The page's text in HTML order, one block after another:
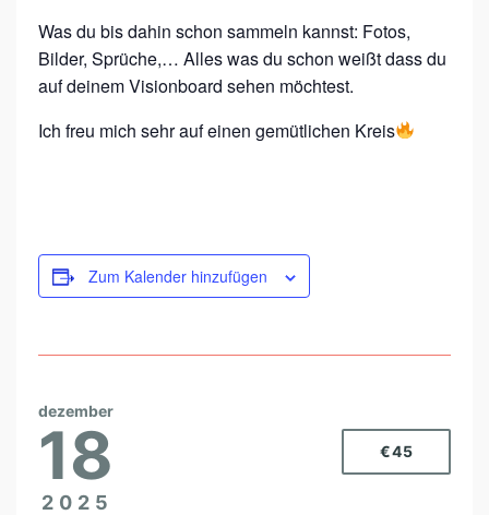
Was du bis dahin schon sammeln kannst: Fotos,
Bilder, Sprüche,… Alles was du schon weißt dass du
auf deinem Visionboard sehen möchtest.
Ich freu mich sehr auf einen gemütlichen Kreis
Zum Kalender hinzufügen
dezember
18
2025
€45